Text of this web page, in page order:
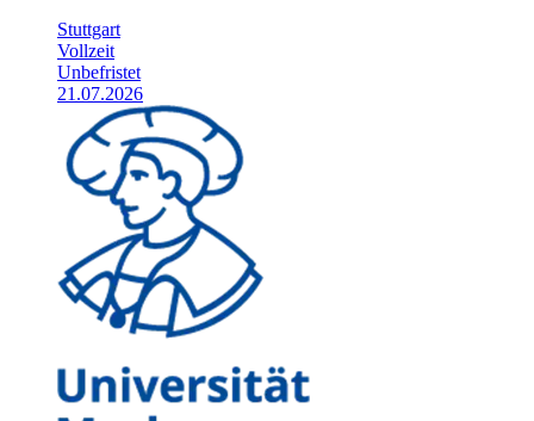
Stuttgart
Vollzeit
Unbefristet
21.07.2026